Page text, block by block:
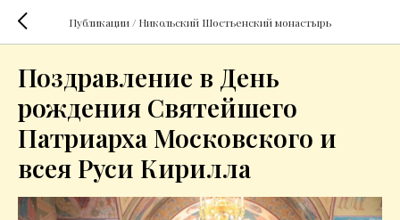
Публикации / Никольский Шостьенский монастырь
Поздравление в День
рождения Святейшего
Патриарха Московского и
всея Руси Кирилла